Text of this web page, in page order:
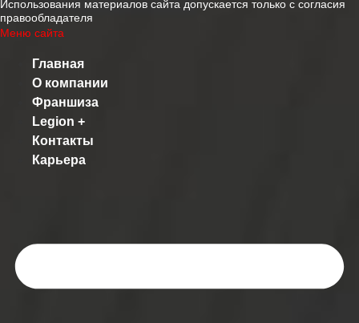
Использования материалов сайта допускается только с согласия
правообладателя
Меню сайта
Главная
О компании
Франшиза
Legion +
Контакты
Карьера